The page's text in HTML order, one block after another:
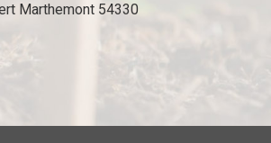
Marthemont 54330